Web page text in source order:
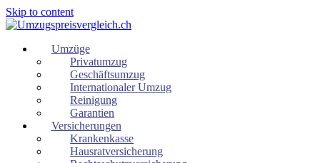
Skip to content
Umzüge
Privatumzug
Geschäftsumzug
Internationaler Umzug
Reinigung
Garantien
Versicherungen
Krankenkasse
Hausratversicherung